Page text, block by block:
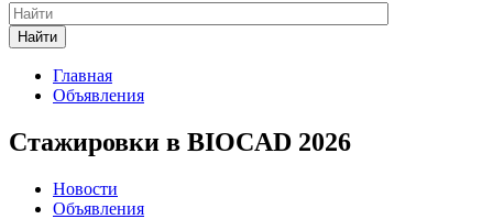
Найти
Главная
Объявления
Стажировки в BIOCAD 2026
Новости
Объявления